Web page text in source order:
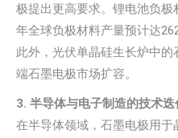
极提出更高要求。锂电池负
年全球负极材料产量预计达
此外，光伏单晶硅生长炉中
端石墨电极市场扩容。
3. 半导体与电子制造的技术迭
在半导体领域，石墨电极用